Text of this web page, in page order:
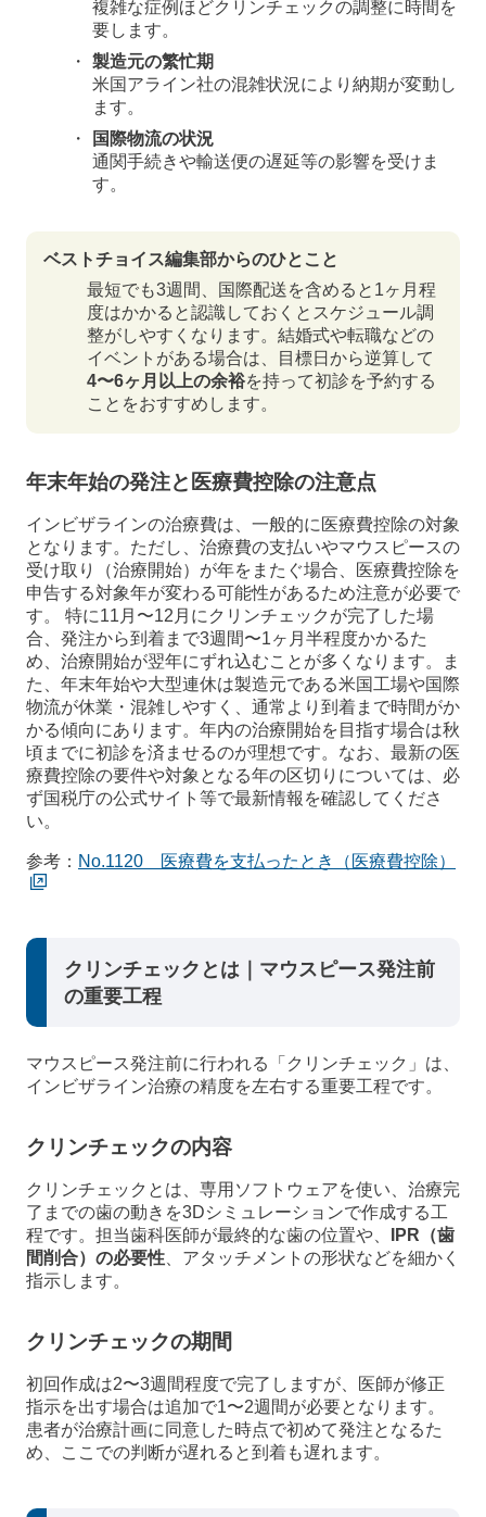
複雑な症例ほどクリンチェックの調整に時間を
要します。
製造元の繁忙期
米国アライン社の混雑状況により納期が変動し
ます。
国際物流の状況
通関手続きや輸送便の遅延等の影響を受けま
す。
ベストチョイス編集部からのひとこと
最短でも3週間、国際配送を含めると1ヶ月程
度はかかると認識しておくとスケジュール調
整がしやすくなります。結婚式や転職などの
イベントがある場合は、目標日から逆算して
4〜6ヶ月以上の余裕を持って初診を予約する
ことをおすすめします。
年末年始の発注と医療費控除の注意点
インビザラインの治療費は、一般的に医療費控除の対象
となります。ただし、治療費の支払いやマウスピースの
受け取り（治療開始）が年をまたぐ場合、医療費控除を
申告する対象年が変わる可能性があるため注意が必要で
す。 特に11月〜12月にクリンチェックが完了した場
合、発注から到着まで3週間〜1ヶ月半程度かかるた
め、治療開始が翌年にずれ込むことが多くなります。ま
た、年末年始や大型連休は製造元である米国工場や国際
物流が休業・混雑しやすく、通常より到着まで時間がか
かる傾向にあります。年内の治療開始を目指す場合は秋
頃までに初診を済ませるのが理想です。なお、最新の医
療費控除の要件や対象となる年の区切りについては、必
ず国税庁の公式サイト等で最新情報を確認してくださ
い。
参考： No.1120 医療費を支払ったとき（医療費控除）
クリンチェックとは｜マウスピース発注前
の重要工程
マウスピース発注前に行われる「クリンチェック」は、
インビザライン治療の精度を左右する重要工程です。
クリンチェックの内容
クリンチェックとは、専用ソフトウェアを使い、治療完
了までの歯の動きを3Dシミュレーションで作成する工
程です。担当歯科医師が最終的な歯の位置や、
IPR（歯
間削合）の必要性 、アタッチメントの形状などを細かく
指示します。
クリンチェックの期間
初回作成は2〜3週間程度で完了しますが、医師が修正
指示を出す場合は追加で1〜2週間が必要となります。
患者が治療計画に同意した時点で初めて発注となるた
め、ここでの判断が遅れると到着も遅れます。